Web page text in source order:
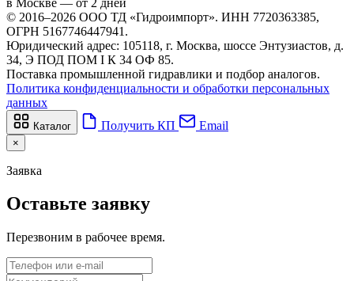
© 2016–2026 ООО ТД «Гидроимпорт». ИНН 7720363385,
ОГРН 5167746447941.
Юридический адрес: 105118, г. Москва, шоссе Энтузиастов, д.
34, Э ПОД ПОМ I К 34 ОФ 85.
Поставка промышленной гидравлики и подбор аналогов.
Политика конфиденциальности и обработки персональных
данных
Каталог Получить КП Email
×
Заявка
Оставьте заявку
Перезвоним в рабочее время.